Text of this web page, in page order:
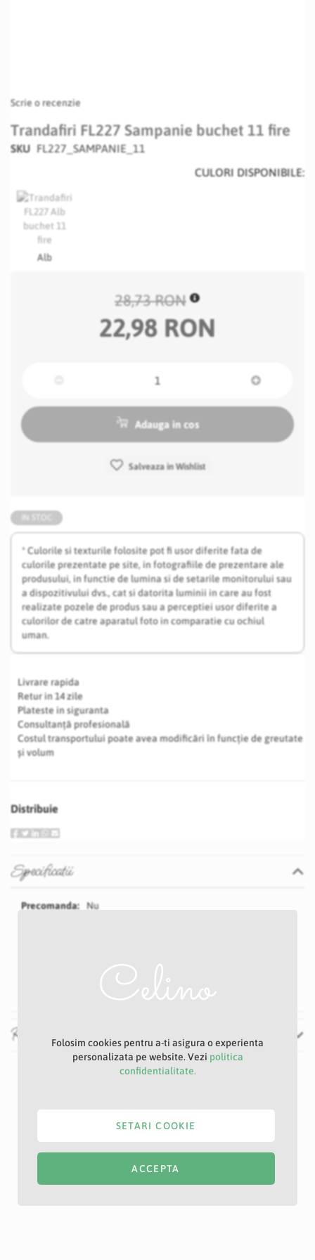
Scrie o recenzie
Trandafiri FL227 Sampanie buchet 11 fire
SKU FL227_SAMPANIE_11
* Culorile si texturile folosite pot fi usor diferite fata de
culorile prezentate pe site, in fotografiile de prezentare ale
produsului, in functie de lumina si de setarile monitorului sau
a dispozitivului dvs., cat si datorita luminii in care au fost
realizate pozele de produs sau a perceptiei usor diferite a
culorilor de catre aparatul foto in comparatie cu ochiul
uman.
Livrare rapida
Retur in 14 zile
Plateste in siguranta
Consultanță profesională
Costul transportului poate avea modificări în funcție de greutate
și volum
Distribuie
CULORI DISPONIBILE:
Alb
28,73 RON
22,98 RON
Adauga in cos
Salveaza in Wishlist
Specificatii
Specificatii
Nu
64 cm
RecenziiFolosim cookies pentru a-ti asigura o experienta
personalizata pe website. Vezi politica
confidentialitate.
ACCEPTA
SETARI COOKIE